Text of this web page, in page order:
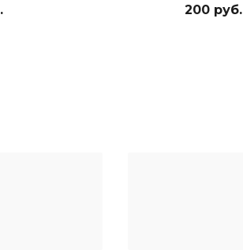
100мл
200 руб.